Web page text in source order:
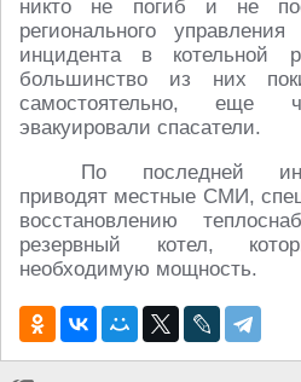
никто не погиб и не
регионального
инцидента в котельной
большинство из них
самостоятельно, еще
эвакуировали спасатели.
По последней
приводят местные СМИ,
восстановлению
резервный котел,
необходимую мощность.